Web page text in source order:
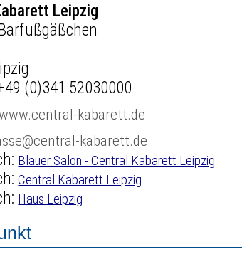
Leipzig
(0)341 52030000
kabarett.de
kabarett.de
Blauer Salon - Central Kabarett Leipzig
Central Kabarett Leipzig
Haus Leipzig